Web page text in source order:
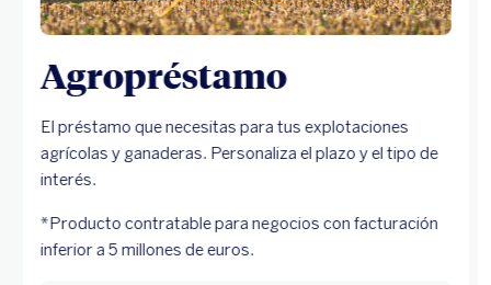
Agropréstamo
El préstamo que necesitas para tus explotaciones
agrícolas y ganaderas. Personaliza el plazo y el tipo de
interés.
*Producto contratable para negocios con facturación
inferior a 5 millones de euros.